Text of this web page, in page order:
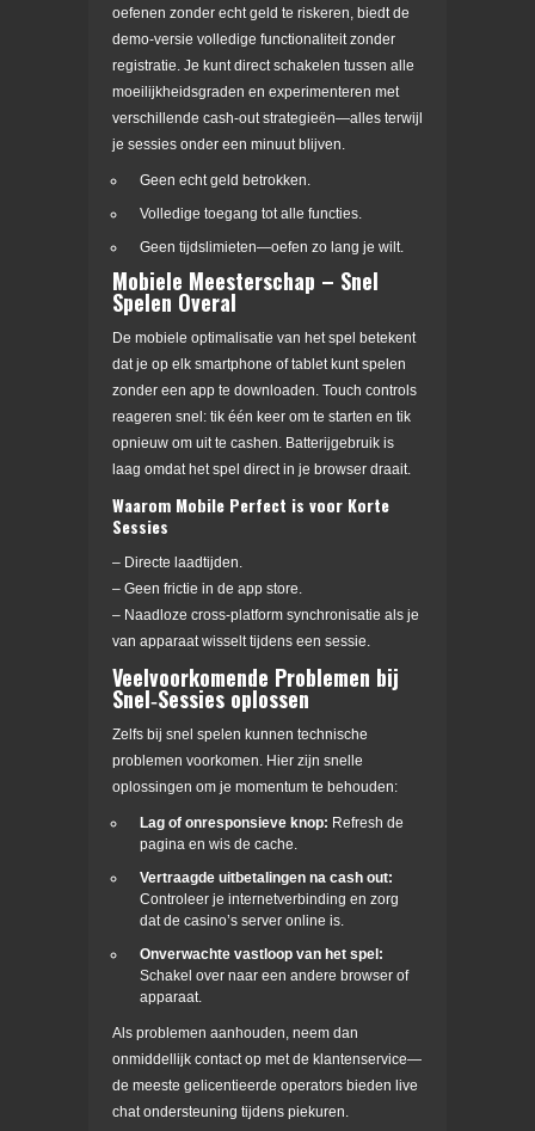
oefenen zonder echt geld te riskeren, biedt de
demo-versie volledige functionaliteit zonder
registratie. Je kunt direct schakelen tussen alle
moeilijkheidsgraden en experimenteren met
verschillende cash‑out strategieën—alles terwijl
je sessies onder een minuut blijven.
Geen echt geld betrokken.
Volledige toegang tot alle functies.
Geen tijdslimieten—oefen zo lang je wilt.
Mobiele Meesterschap – Snel
Spelen Overal
De mobiele optimalisatie van het spel betekent
dat je op elk smartphone of tablet kunt spelen
zonder een app te downloaden. Touch controls
reageren snel: tik één keer om te starten en tik
opnieuw om uit te cashen. Batterijgebruik is
laag omdat het spel direct in je browser draait.
Waarom Mobile Perfect is voor Korte
Sessies
– Directe laadtijden.
– Geen frictie in de app store.
– Naadloze cross‑platform synchronisatie als je
van apparaat wisselt tijdens een sessie.
Veelvoorkomende Problemen bij
Snel‑Sessies oplossen
Zelfs bij snel spelen kunnen technische
problemen voorkomen. Hier zijn snelle
oplossingen om je momentum te behouden:
Lag of onresponsieve knop: Refresh de
pagina en wis de cache.
Vertraagde uitbetalingen na cash out:
Controleer je internetverbinding en zorg
dat de casino’s server online is.
Onverwachte vastloop van het spel:
Schakel over naar een andere browser of
apparaat.
Als problemen aanhouden, neem dan
onmiddellijk contact op met de klantenservice—
de meeste gelicentieerde operators bieden live
chat ondersteuning tijdens piekuren.